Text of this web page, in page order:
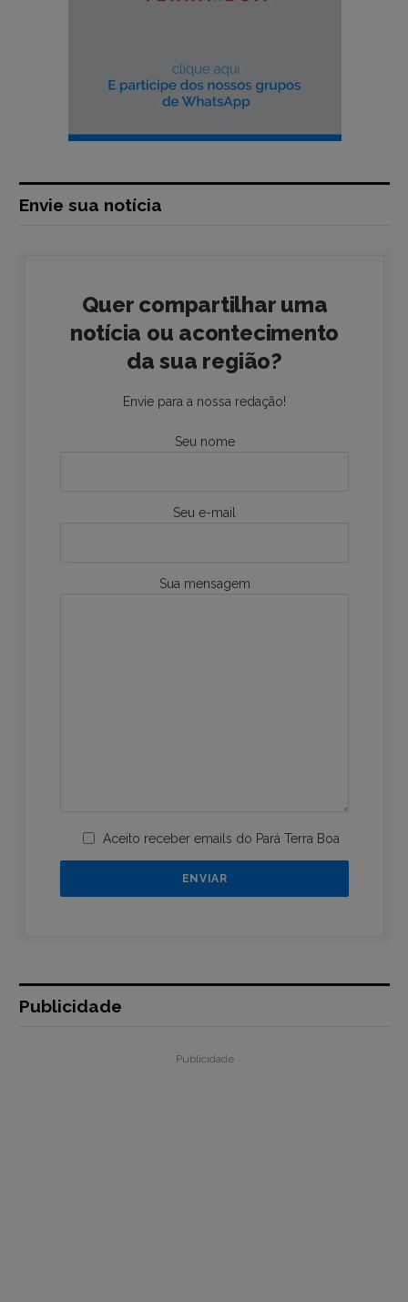
Envie sua notícia
Quer compartilhar uma
notícia ou acontecimento
da sua região?
Envie para a nossa redação!
Seu nome
Seu e-mail
Sua mensagem
Aceito receber emails do Pará Terra Boa
Publicidade
Publicidade